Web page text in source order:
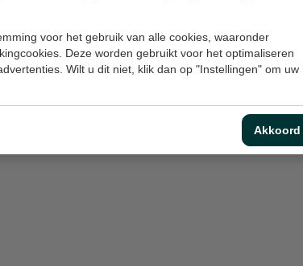
voor het gebruik van alle cookies, waaronder
Deze worden gebruikt voor het optimaliseren
Wilt u dit niet, klik dan op "Instellingen" om uw
Akkoord
jouw woning of
voor zowel particulier als professioneel
van goede kwaliteit waardoor de